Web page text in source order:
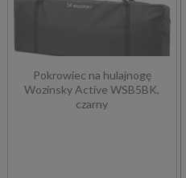
Pokrowiec na hulajnogę
Wozinsky Active WSB5BK,
czarny